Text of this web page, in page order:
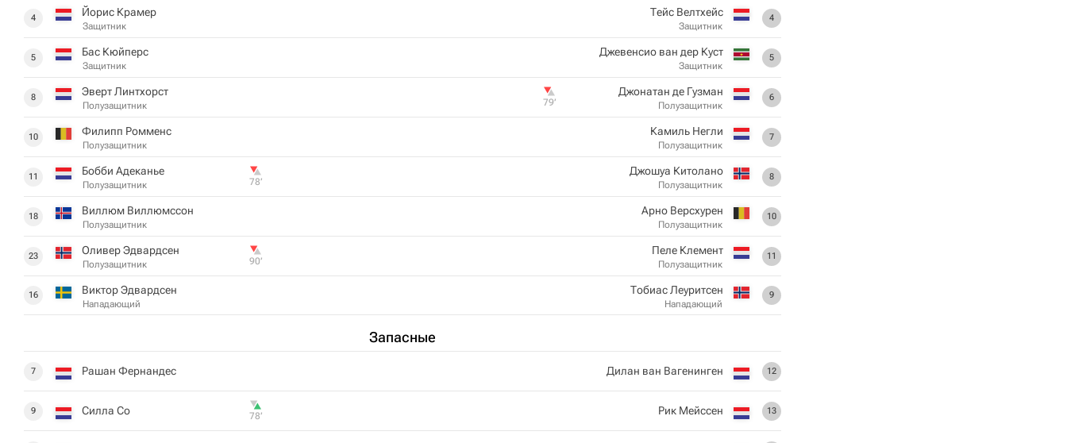
4 Йорис Крамер
Защитник
5 Бас Кюйперс
Защитник
8 Эверт Линтхорст
Полузащитник
10 Филипп Ромменс
Полузащитник
11 Бобби Адеканье
Полузащитник 78‎’‎
18 Виллюм Виллюмссон
Полузащитник
23 Оливер Эдвардсен
Полузащитник 90‎’‎
16 Виктор Эдвардсен
Нападающий
Запасные
7 Рашан Фернандес
9 Силла Со 78‎’‎
4
Тейс Велтхейс
Защитник
5
Джевенсио ван дер Куст
Защитник
6
Джонатан де Гузман
Полузащитник
79‎’‎
7
Камиль Негли
Полузащитник
8
Джошуа Китолано
Полузащитник
10
Арно Версхурен
Полузащитник
11
Пеле Клемент
Полузащитник
9
Тобиас Леуритсен
Нападающий
12
Дилан ван Вагенинген
13
Рик Мейссен